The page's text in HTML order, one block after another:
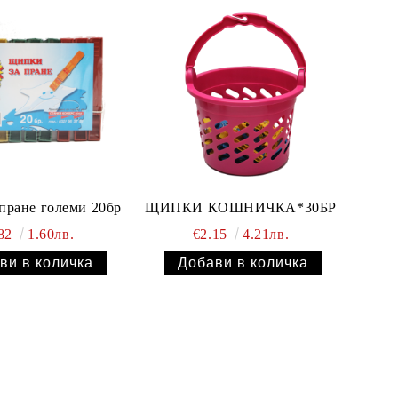
големи 20бр
1.60лв.
ЩИПКИ КОШНИЧКА*30БР
€2.15
4.21лв.